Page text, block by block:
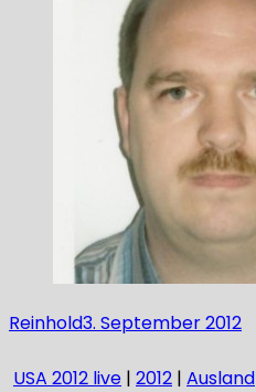
Reinhold3. September 2012
USA 2012 live | 2012 | Ausland